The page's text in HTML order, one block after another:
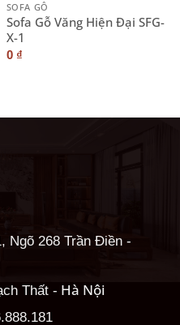
SOFA GỖ
Sofa Gỗ Văng Hiện Đại SFG-
X-1
0 ₫
Ngõ 268 Trần Điền -
Thất - Hà Nội